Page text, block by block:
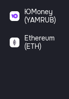
ЮMoney
(YAMRUB)
Ethereum
(ETH)